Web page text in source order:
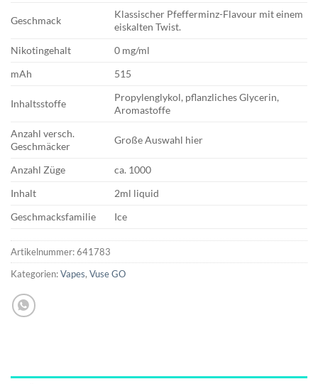
Geschmack
Klassischer Pfefferminz-Flavour mit einem
eiskalten Twist.
Nikotingehalt
0 mg/ml
mAh
515
Inhaltsstoffe
Propylenglykol, pflanzliches Glycerin,
Aromastoffe
Anzahl versch.
Geschmäcker
Große Auswahl hier
Anzahl Züge
ca. 1000
Inhalt
2ml liquid
Geschmacksfamilie
Ice
Artikelnummer:641783
Kategorien:Vapes, Vuse GO